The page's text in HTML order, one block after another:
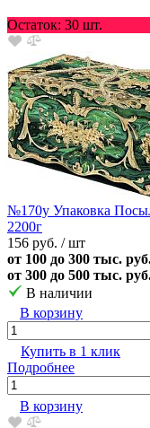
Остаток: 30 шт.
№170у Упаковка
2200г
156 руб. / шт
от 100 до 300 тыс.
от 300 до 500 тыс.
В наличии
В корзину
Купить в 1 клик
Подробнее
В корзину